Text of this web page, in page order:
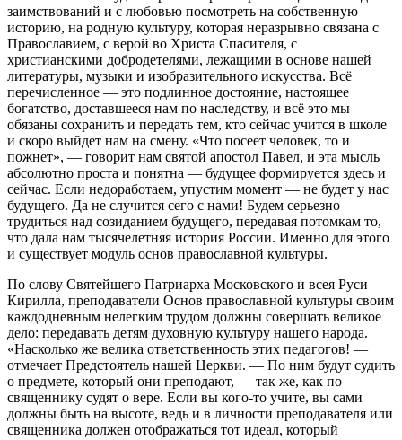
заимствований и с любовью посмотреть на собственную
историю, на родную культуру, которая неразрывно связана с
Православием, с верой во Христа Спасителя, с
христианскими добродетелями, лежащими в основе нашей
литературы, музыки и изобразительного искусства. Всё
перечисленное — это подлинное достояние, настоящее
богатство, доставшееся нам по наследству, и всё это мы
обязаны сохранить и передать тем, кто сейчас учится в школе
и скоро выйдет нам на смену. «Что посеет человек, то и
пожнет», — говорит нам святой апостол Павел, и эта мысль
абсолютно проста и понятна — будущее формируется здесь и
сейчас. Если недоработаем, упустим момент — не будет у нас
будущего. Да не случится сего с нами! Будем серьезно
трудиться над созиданием будущего, передавая потомкам то,
что дала нам тысячелетняя история России. Именно для этого
и существует модуль основ православной культуры.
По слову Святейшего Патриарха Московского и всея Руси
Кирилла, преподаватели Основ православной культуры своим
каждодневным нелегким трудом должны совершать великое
дело: передавать детям духовную культуру нашего народа.
«Насколько же велика ответственность этих педагогов! —
отмечает Предстоятель нашей Церкви. — По ним будут судить
о предмете, который они преподают, — так же, как по
священнику судят о вере. Если вы кого-то учите, вы сами
должны быть на высоте, ведь и в личности преподавателя или
священника должен отображаться тот идеал, который